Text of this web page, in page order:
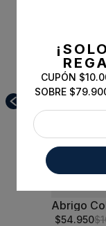
XL
Abrigo
$54.950$
CUPÓN
SOBRE